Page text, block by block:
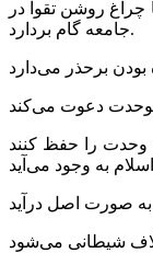
روشن تقوا در
جامعه گام بردارد.
وحدت را حفظ کنند